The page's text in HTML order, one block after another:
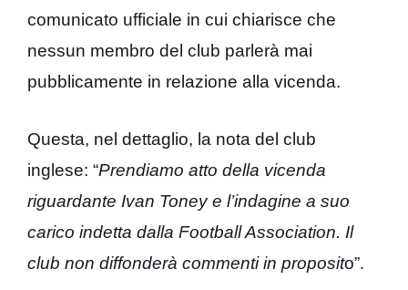
comunicato ufficiale in cui chiarisce che
nessun membro del club parlerà mai
pubblicamente in relazione alla vicenda.
Questa, nel dettaglio, la nota del club
inglese: “Prendiamo atto della vicenda
riguardante Ivan Toney e l’indagine a suo
carico indetta dalla Football Association. Il
club non diffonderà commenti in proposito”.